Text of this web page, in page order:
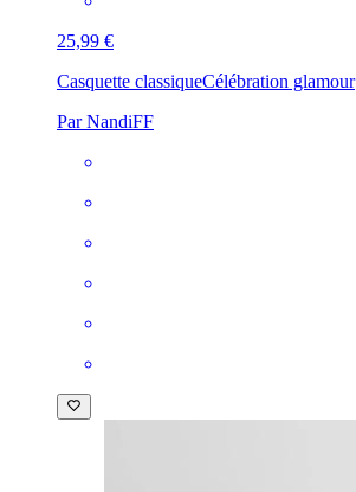
25,99 €
Casquette classiqueCélébration glamour
Par NandiFF